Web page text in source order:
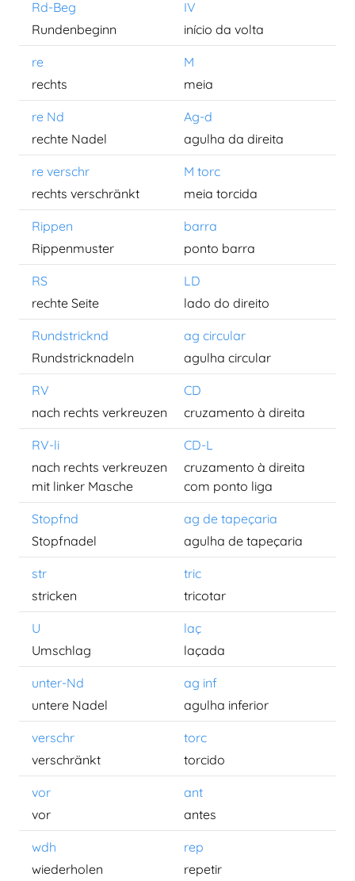
Rd-Beg
IV
Rundenbeginn
início da volta
re
M
rechts
meia
re Nd
Ag-d
rechte Nadel
agulha da direita
re verschr
M torc
rechts verschränkt
meia torcida
Rippen
barra
Rippenmuster
ponto barra
RS
LD
rechte Seite
lado do direito
Rundstricknd
ag circular
Rundstricknadeln
agulha circular
RV
CD
nach rechts verkreuzen
cruzamento à direita
RV-li
CD-L
nach rechts verkreuzen
mit linker Masche
cruzamento à direita
com ponto liga
Stopfnd
ag de tapeçaria
Stopfnadel
agulha de tapeçaria
str
tric
stricken
tricotar
U
laç
Umschlag
laçada
unter-Nd
ag inf
untere Nadel
agulha inferior
verschr
torc
verschränkt
torcido
vor
ant
vor
antes
wdh
rep
wiederholen
repetir